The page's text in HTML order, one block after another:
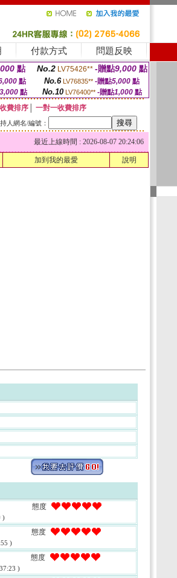
付款方式 問題反映
點 No.2 LV75426** -贈點9,000 點
點 No.6 LV76835** -贈點5,000點
點 No.10 LV76400** -贈點1,000 點
費排序
一對一收費排序
人網名/編號：
最近上線時間 : 2026-08-07 20:24:06
加到我的最愛 說明
態度
)
態度
)
態度
)